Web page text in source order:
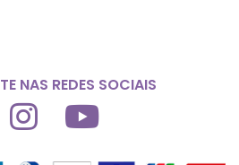
NAS REDES SOCIAIS